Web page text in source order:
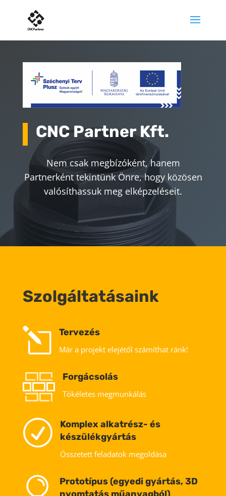
CNC Partner Kft.
Nem csak megbízóként, hanem
Partnerként tekintünk Önre, hogy közösen
valósíthassuk meg elképzeléseit.
Szolgáltatásaink
l Tervezés
Már a projekt elejétől számíthat ránk!
Forgácsolás
Tökéletes megmunkálás
R
Komplex alkatrész- és
készülékgyártás
Összetett feladatok megoldása

Prototípus (egyedi gyártás, 3D
nyomtatás műanyagból)